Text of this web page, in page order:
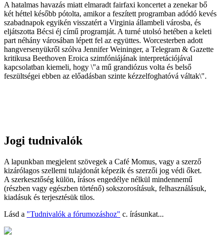
A hatalmas havazás miatt elmaradt fairfaxi koncertet a zenekar bő
két héttel később pótolta, amikor a feszített programban adódó kevés
szabadnapok egyikén visszatért a Virginia állambeli városba, és
eljátszotta Bécsi éj című programját. A turné utolsó hetében a keleti
part néhány városában lépett fel az együttes. Worcesterben adott
hangversenyükről szólva Jennifer Weininger, a Telegram & Gazette
kritikusa Beethoven Eroica szimfóniájának interpretációjával
kapcsolatban kiemeli, hogy \"a mű grandiózus volta és belső
feszültségei ebben az előadásban szinte kézzelfoghatóvá váltak\".
Jogi tudnivalók
A lapunkban megjelent szövegek a Café Momus, vagy a szerző
kizárólagos szellemi tulajdonát képezik és szerzői jog védi őket.
A szerkesztőség külön, írásos engedélye nélkül mindennemű
(részben vagy egészben történő) sokszorosításuk, felhasználásuk,
kiadásuk és terjesztésük tilos.
Lásd a "Tudnivalók a fórumozáshoz" c. írásunkat...